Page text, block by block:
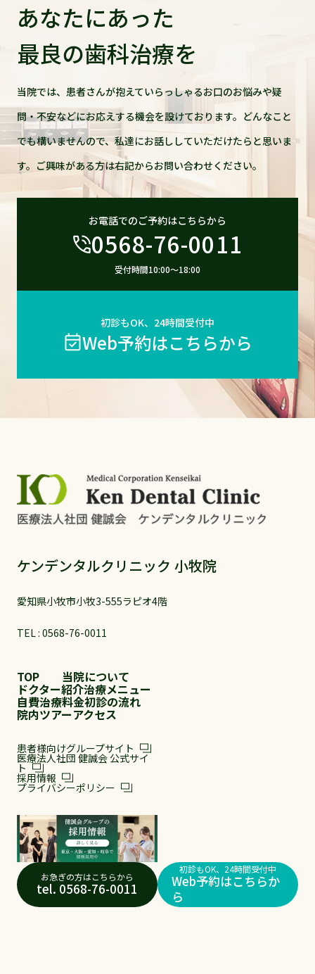
あなたにあった
最良の歯科治療を
当院では、患者さんが抱えていらっしゃるお口のお悩みや疑
問・不安などにお応えする機会を設けております。どんなこと
でも構いませんので、私達にお話ししていただけたらと思いま
す。ご興味がある方は右記からお問い合わせください。
お電話でのご予約はこちらから
0568-76-0011
受付時間10:00〜18:00
初診もOK、24時間受付中
Web予約はこちらから
ケンデンタルクリニック 小牧院
愛知県小牧市小牧3-555ラピオ4階
TEL : 0568-76-0011
TOP 当院について
ドクター紹介治療メニュー
自費治療料金初診の流れ
院内ツアーアクセス
患者様向けグループサイト
医療法人社団 健誠会 公式サイ
ト
採用情報
プライバシーポリシー
お急ぎの方はこちらから
tel. 0568-76-0011
初診もOK、24時間受付中
Web予約はこちらか
ら